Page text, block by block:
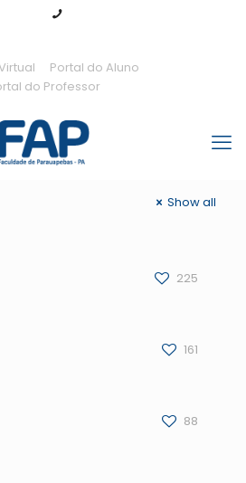
Portal do Aluno
do Professor
Show all
225
161
88